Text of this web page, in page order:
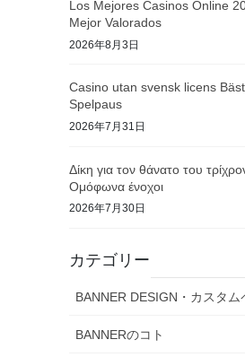
Los Mejores Casinos Online
Mejor Valorados
2026年8月3日
Casino utan svensk licens
Spelpaus
2026年7月31日
Δίκη για τον θάνατο του
Ομόφωνα ένοχοι
2026年7月30日
カテゴリー
BANNER DESIGN・カスタム
BANNERのコト